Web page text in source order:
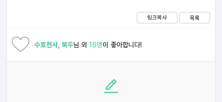
링크복사 목록
수호천사, 북두님 외16명이 좋아합니다!